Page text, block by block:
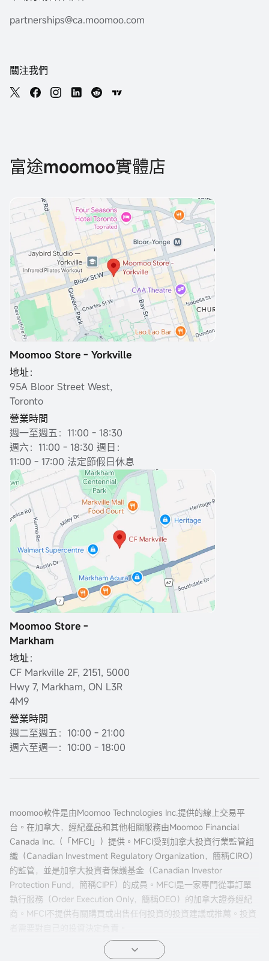
partnerships@ca.moomoo.com
關注我們
富途moomoo實體店
Moomoo Store - Yorkville
地址：
95A Bloor Street West,
Toronto
營業時間
週一至週五：11:00 - 18:30
週六：11:00 - 18:30 週日：
11:00 - 17:00 法定節假日休息
Moomoo Store -
Markham
地址：
CF Markville 2F, 2151, 5000
Hwy 7, Markham, ON L3R
4M9
營業時間
週二至週五：10:00 - 21:00
週六至週一：10:00 - 18:00
moomoo軟件是由Moomoo Technologies Inc.提供的線上交易平
台。在加拿大，經紀產品和其他相關服務由Moomoo Financial
Canada Inc.（「MFCI」）提供。MFCI受到加拿大投資行業監管組
織（Canadian Investment Regulatory Organization，簡稱CIRO）
的監管，並是加拿大投資者保護基金（Canadian Investor
Protection Fund，簡稱CIPF）的成員。MFCI是一家專門從事訂單
執行服務（Order Execution Only，簡稱OEO）的加拿大證券經紀
商。MFCI不提供有關購買或出售任何投資的投資建議或推薦。投資
所有投資都涉及風險，包括可能的本金損失。過往的證券、市場或